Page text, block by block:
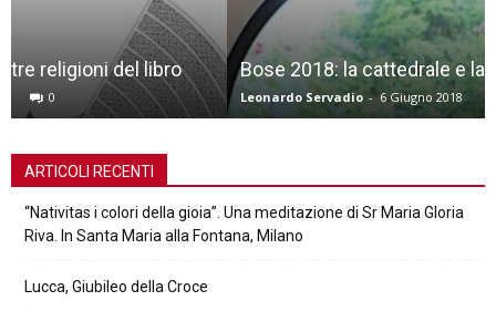
Bose 2018: la cattedrale e la prossimità
Leonardo Servadio - 6 Giugno 2018 0
ARTICOLI RECENTI
“Nativitas i colori della gioia”. Una meditazione di Sr Maria Gloria
Riva. In Santa Maria alla Fontana, Milano
Lucca, Giubileo della Croce